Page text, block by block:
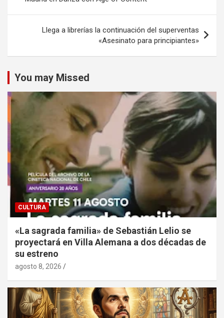
entradas
Llega a librerías la continuación del superventas
«Asesinato para principiantes»
You may Missed
CULTURA
«La sagrada familia» de Sebastián Lelio se
proyectará en Villa Alemana a dos décadas de
su estreno
agosto 8, 2026